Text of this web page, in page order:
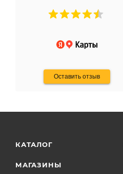
Оставить отзыв
Не понравились условия
и дают только на год)
КАТАЛОГ
МАГАЗИНЫ